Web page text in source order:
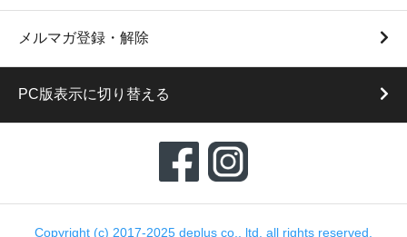
メルマガ登録・解除
PC版表示に切り替える
Copyright (c) 2017-2025 deplus co., ltd. all rights reserved.